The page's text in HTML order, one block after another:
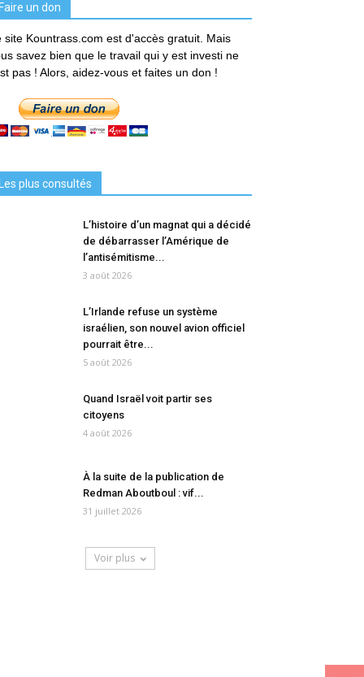
Faire un don
site Kountrass.com est d'accès gratuit. Mais
savez bien que le travail qui y est investi ne
pas ! Alors, aidez-vous et faites un don !
Les plus consultés
L’histoire d’un magnat qui a décidé
de débarrasser l’Amérique de
l’antisémitisme...
3 août 2026
L’Irlande refuse un système
israélien, son nouvel avion officiel
pourrait être...
5 août 2026
Quand Israël voit partir ses
citoyens
4 août 2026
À la suite de la publication de
Redman Aboutboul : vif...
31 juillet 2026
Voir plus